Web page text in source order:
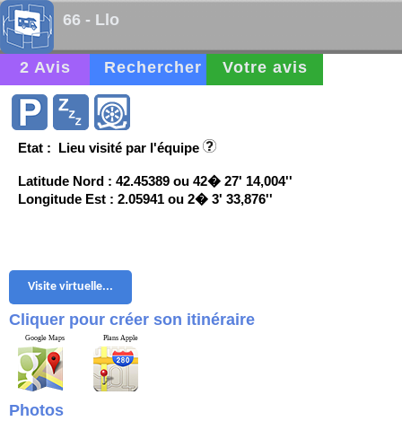
66 - Llo
2 Avis Rechercher Votre avis
Etat : Lieu visité par l'équipe
Latitude Nord : 42.45389 ou 42� 27' 14,004''
Longitude Est : 2.05941 ou 2� 3' 33,876''
Visite virtuelle...
Cliquer pour créer son itinéraire
Google Maps Plans Apple
Photos